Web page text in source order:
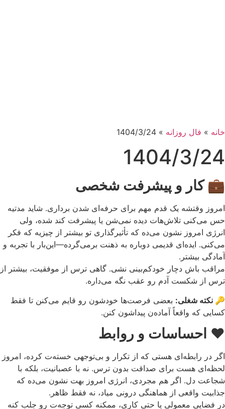
خانه » فال روزانه »
1404/3/24
1404/3/24
💼کار و پیشرفت شخصی
امروز وقتشه یک قدم مهم برای حرفه‌ای شدن برداری. شاید مدتیه
حس می‌کنی تلاش‌هات دیده نمی‌شن یا پیشرفت کند شده، ولی
انرژی امروز نشون می‌ده که تأثیرگذاری تو بیشتر از چیزیه که فکر
می‌کنی. ایده‌ای قدیمی دوباره به ذهنت برمی‌گرده—این‌بار با تجربه و
آمادگی بیشتر.
مراقب باش دچار خودکم‌بینی نشی. گاهی ترس از موفقیت، بیشتر از
ترس از شکست آدم رو عقب نگه می‌داره.
🔑 نکته شغلی: بعضی فرصت‌ها خودشون رو قایم می‌کنن تا فقط
کسایی که واقعاً آماده‌ن پیداشون کنن.
❤️ احساسات و روابط
اگر در رابطه‌ای هستی که از تکرار و بی‌توجهی خسته‌ت کرده، امروز
لحظه‌ای هست برای صداقت بدون ترس. نه با عصبانیت، بلکه با
شجاعت دل. اگر هم مجردی، انرژی امروز بهت نشون می‌ده که
جذابیت واقعی از هماهنگی درونی میاد، نه فقط ظاهر.
در فضایی معمولی یا حتی کاری، ممکنه کسی توجه‌ت رو جلب کنه